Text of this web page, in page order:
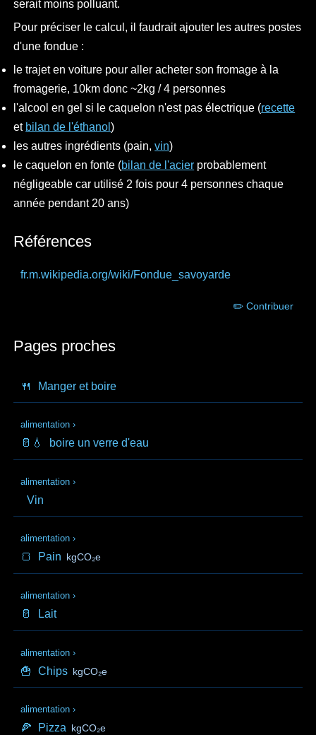
serait moins polluant.
Pour préciser le calcul, il faudrait ajouter les autres postes
d'une fondue :
le trajet en voiture pour aller acheter son fromage à la
fromagerie, 10km donc ~2kg / 4 personnes
l'alcool en gel si le caquelon n'est pas électrique (recette
et bilan de l'éthanol )
les autres ingrédients (pain,vin)
le caquelon en fonte (bilan de l'acier probablement
négligeable car utilisé 2 fois pour 4 personnes chaque
année pendant 20 ans)
Références
fr.m.wikipedia.org/wiki/Fondue_savoyarde
✏️ Contribuer
Pages proches
🍴 Manger et boire
alimentation ›
🥛💧 boire un verre d'eau
alimentation ›
Vin
alimentation ›
🍞 Pain kgCO₂e
alimentation ›
🥛 Lait
alimentation ›
🍟 Chips kgCO₂e
alimentation ›
🍕 Pizza kgCO₂e